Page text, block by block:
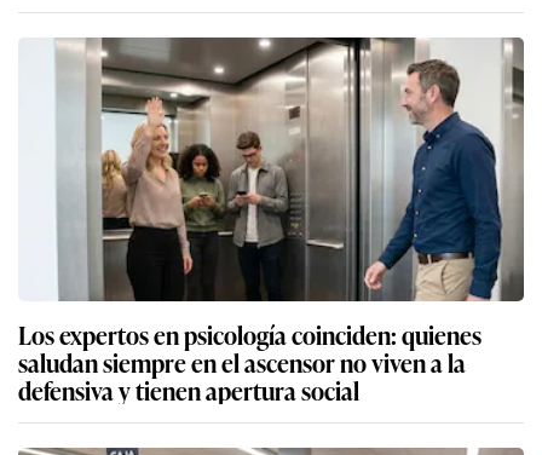
Los expertos en psicología coinciden: quienes
saludan siempre en el ascensor no viven a la
defensiva y tienen apertura social